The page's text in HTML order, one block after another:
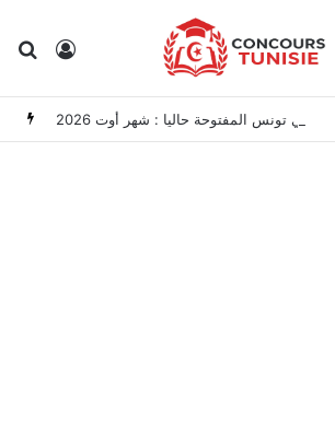
Rechercher